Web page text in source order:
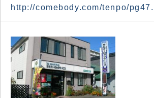
http://comebody.com/tenpo/